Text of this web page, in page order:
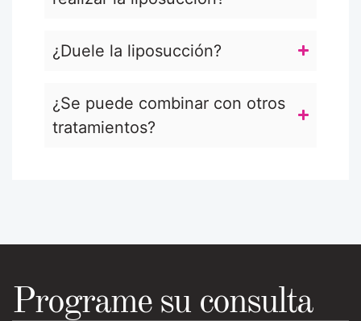
¿Duele la liposucción?
¿Se puede combinar con otros
tratamientos?
Programe su consulta